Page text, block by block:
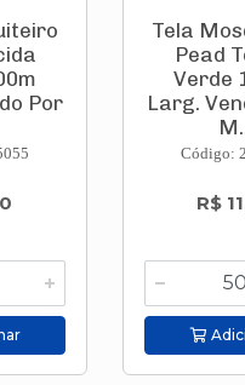
Por
Tela
Pead
Verde
Larg.
Código:
R$